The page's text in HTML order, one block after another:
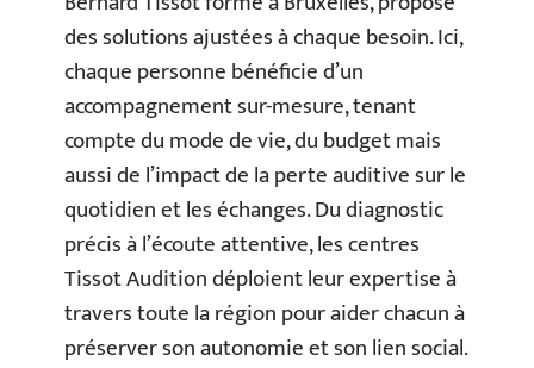
des solutions ajustées à chaque besoin. Ici,
chaque personne bénéficie d’un
accompagnement sur-mesure, tenant
compte du mode de vie, du budget mais
aussi de l’impact de la perte auditive sur le
quotidien et les échanges. Du diagnostic
précis à l’écoute attentive, les centres
Tissot Audition déploient leur expertise à
travers toute la région pour aider chacun à
préserver son autonomie et son lien social.